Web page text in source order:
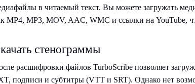
в читаемый текст. Вы можете загружать
MP4, MP3, MOV, AAC, WMC и ссылки на YouTube,
стенограммы
расшифровки файлов TurboScribe позволяет
подписи и субтитры (VTT и SRT). Однако нет